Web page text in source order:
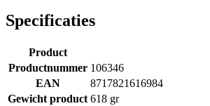
Specificaties
Product
Productnummer 106346
EAN
8717821616984
Gewicht product 618 gr